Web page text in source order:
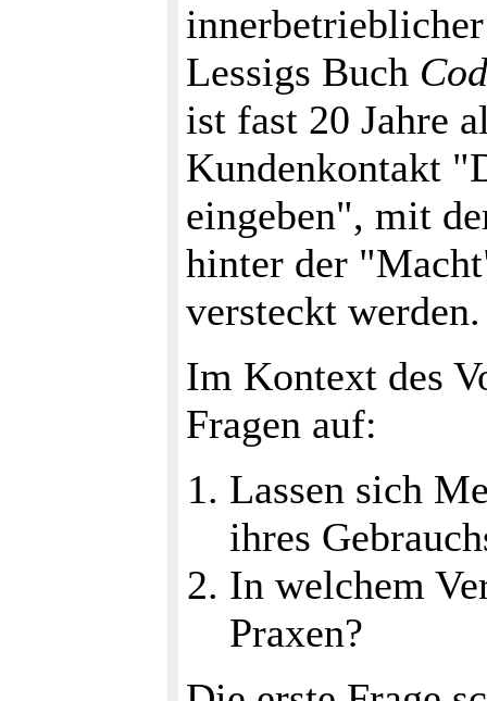
Lessigs Buch
ist fast 20 Jahre
Kundenkontakt
eingeben", mit
hinter der
versteckt werden.
Im Kontext des
Fragen auf:
Lassen sich
ihres
In welchem
Praxen?